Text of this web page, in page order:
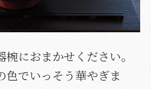
におまかせください。
色でいっそう華やぎま